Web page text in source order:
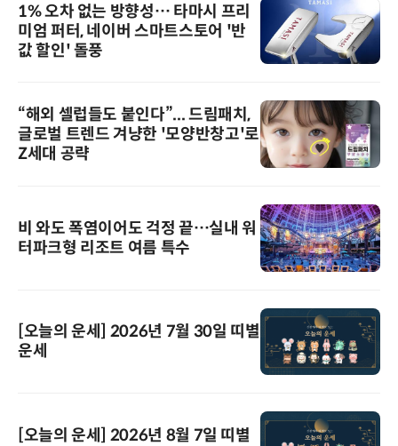
1% 오차 없는 방향성… 타마시 프리
미엄 퍼터, 네이버 스마트스토어 '반
값 할인' 돌풍
“해외 셀럽들도 붙인다”... 드림패치,
글로벌 트렌드 겨냥한 '모양반창고'로
Z세대 공략
비 와도 폭염이어도 걱정 끝…실내 워
터파크형 리조트 여름 특수
[오늘의 운세] 2026년 7월 30일 띠별
운세
[오늘의 운세] 2026년 8월 7일 띠별